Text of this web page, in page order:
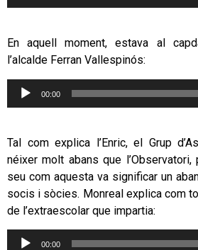
En aquell moment, estava al
l’alcalde Ferran Vallespinós:
Reproductor
00:00
Tal com explica l’Enric, el Grup
néixer molt abans que
seu com aquesta va significar un
socis i sòcies. Monreal explica com
de l’extraescolar que impartia:
Reproductor
00:00